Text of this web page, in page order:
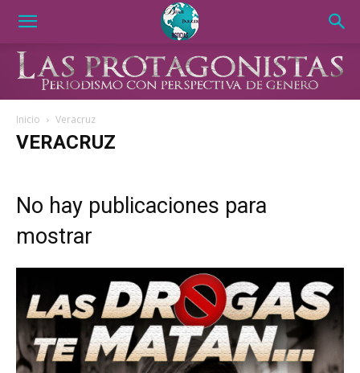
Inicio Veracruz
VERACRUZ
No hay publicaciones para
mostrar